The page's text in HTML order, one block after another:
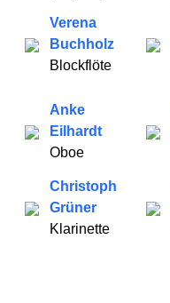
Verena
Buchholz
Blockflöte
Anke
Eilhardt
Oboe
Christoph
Grüner
Klarinette